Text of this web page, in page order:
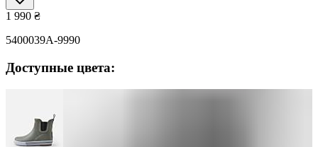
1 990 ₴
5400039A-9990
Доступные цвета: